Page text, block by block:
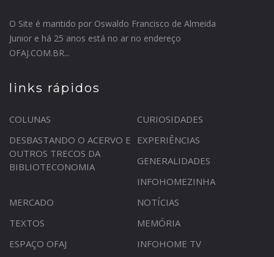
O Site é mantido por Oswaldo Francisco de Almeida
Junior e há 25 anos está no ar no endereço
OFAJ.COM.BR...
links rápidos
COLUNAS
CURIOSIDADES
DESBASTANDO O ACERVO E
OUTROS TRECOS DA
BIBLIOTECONOMIA
EXPERIÊNCIAS
GENERALIDADES
INFOHOMEZINHA
MERCADO
NOTÍCIAS
TEXTOS
MEMÓRIA
ESPAÇO OFAJ
INFOHOME TV